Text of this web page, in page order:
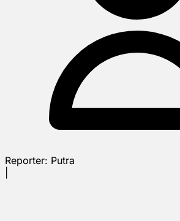
Reporter: Putra